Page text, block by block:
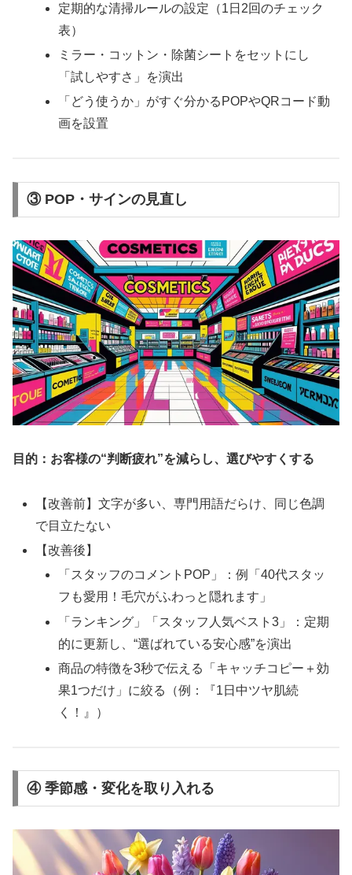
定期的な清掃ルールの設定（1日2回のチェック
表）
ミラー・コットン・除菌シートをセットにし
「試しやすさ」を演出
「どう使うか」がすぐ分かるPOPやQRコード動
画を設置
③ POP・サインの見直し
目的：お客様の“判断疲れ”を減らし、選びやすくする
【改善前】文字が多い、専門用語だらけ、同じ色調
で目立たない
【改善後】
「スタッフのコメントPOP」：例「40代スタッ
フも愛用！毛穴がふわっと隠れます」
「ランキング」「スタッフ人気ベスト3」：定期
的に更新し、“選ばれている安心感”を演出
商品の特徴を3秒で伝える「キャッチコピー＋効
果1つだけ」に絞る（例：『1日中ツヤ肌続
く！』）
④ 季節感・変化を取り入れる